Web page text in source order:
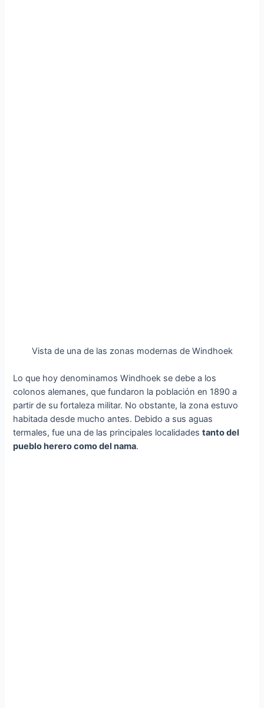
Vista de una de las zonas modernas de Windhoek
Lo que hoy denominamos Windhoek se debe a los
colonos alemanes, que fundaron la población en 1890 a
partir de su fortaleza militar. No obstante, la zona estuvo
habitada desde mucho antes. Debido a sus aguas
termales, fue una de las principales localidadestanto del
pueblo herero como del nama.